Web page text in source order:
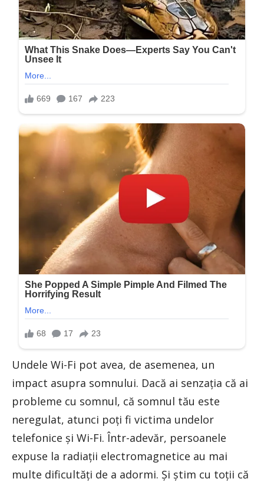
Undele Wi-Fi pot avea, de asemenea, un
impact asupra somnului. Dacă ai senzația că ai
probleme cu somnul, că somnul tău este
neregulat, atunci poți fi victima undelor
telefonice și Wi-Fi. Într-adevăr, persoanele
expuse la radiații electromagnetice au mai
multe dificultăți de a adormi. Și știm cu toții că